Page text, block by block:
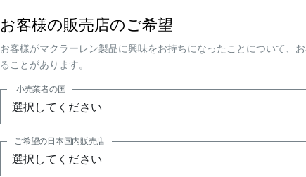
お客様の販売店のご希望
お客様がマクラーレン製品に興味をお持ちになったことについて、
ることがあります。
小売業者の国
ご希望の日本国内販売店